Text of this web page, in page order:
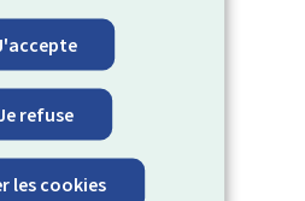
refuse
les cookies